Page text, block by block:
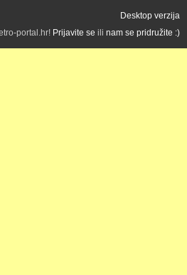
Desktop verzija
portal.hr! Prijavite se ili nam se pridružite :)